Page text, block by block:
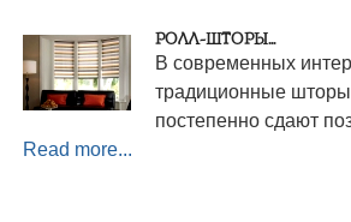
РОЛЛ-ШТОРЫ...
В современных
традиционные шторы
постепенно сдают
Read more...